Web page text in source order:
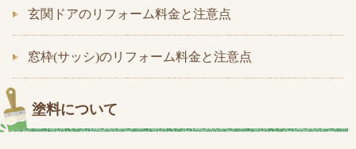
玄関ドアのリフォーム料金と注意点
窓枠(サッシ)のリフォーム料金と注意点
塗料について